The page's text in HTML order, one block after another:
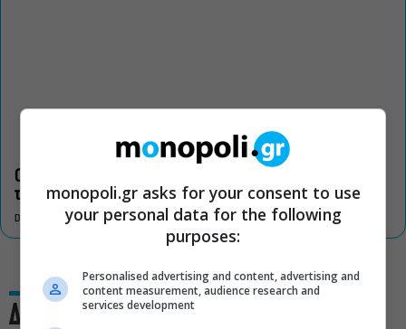
Οι «Τρωάδες» στην Επίδαυρο αλλάζουν την αντίληψη για
τον πολιτισμό
DON'T MISS
Δες και αυτό
monopoli.gr asks for your consent to use
your personal data for the following
purposes:
Personalised advertising and content, advertising and
content measurement, audience research and
services development